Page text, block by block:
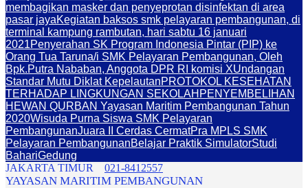
membagikan masker dan penyeprotan disinfektan di area
pasar jayaKegiatan baksos smk pelayaran pembangunan, di
terminal kampung rambutan, hari sabtu 16 januari
2021Penyerahan SK Program Indonesia Pintar (PIP) ke
Orang Tua Taruna/i SMK Pelayaran Pembangunan, Oleh
Bpk.Putra Nababan, Anggota DPR RI komisi XUndangan
Standar Mutu Diklat KepelautanPROTOKOL KESEHATAN
TERHADAP LINGKUNGAN SEKOLAH PENYEMBELIHAN
HEWAN QURBAN Yayasan Maritim Pembangunan Tahun
2020Wisuda Purna Siswa SMK Pelayaran
PembangunanJuara II Cerdas CermatPra MPLS SMK
Pelayaran PembangunanBelajar Praktik SimulatorStudi
BahariGedung
JAKARTA TIMUR
021-8412557
YAYASAN MARITIM PEMBANGUNAN